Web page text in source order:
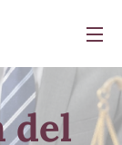
del